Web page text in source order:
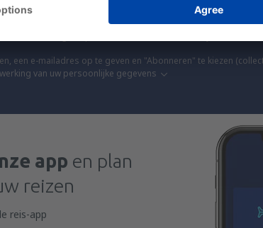
prijzen in onze nieuwsbrief.Ik ga akkoord om
een e-mailadres op te geven en "Abonneren" te kiezen
van uw persoonlijke gegevens
app en plan
reizen
reis-app